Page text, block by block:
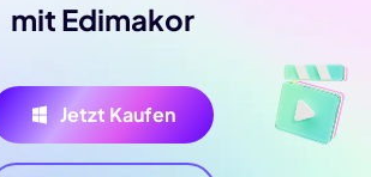
mit Edimakor
Jetzt Kaufen